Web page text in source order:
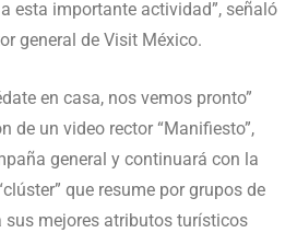
esta importante actividad”, señaló
general de Visit México.
en casa, nos vemos pronto”
de un video rector “Manifiesto”,
general y continuará con la
que resume por grupos de
sus mejores atributos turísticos